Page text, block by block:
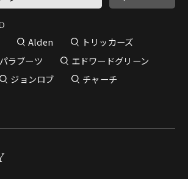
Alden
トリッカーズ
パラブーツ
エドワードグリーン
ジョンロブ
チャーチ